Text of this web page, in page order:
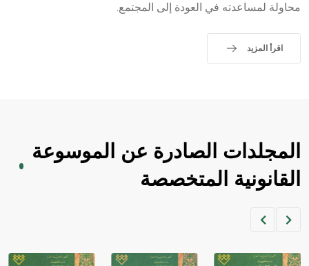
محاولة لمساعدته في العودة إلى المجتمع.
اقرأ المزيد
المجلدات الصادرة عن الموسوعة
القانونية المتخصصة